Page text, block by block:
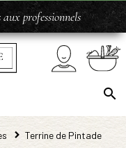
professionnels
Terrine de Pintade